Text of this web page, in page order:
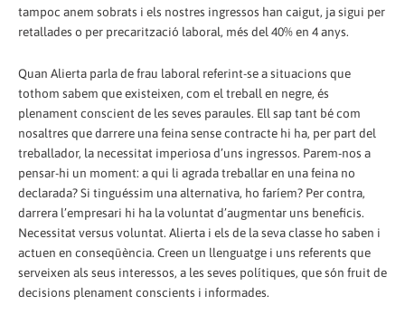
tampoc anem sobrats i els nostres ingressos han caigut, ja sigui per
retallades o per precarització laboral, més del 40% en 4 anys.
Quan Alierta parla de frau laboral referint-se a situacions que
tothom sabem que existeixen, com el treball en negre, és
plenament conscient de les seves paraules. Ell sap tant bé com
nosaltres que darrere una feina sense contracte hi ha, per part del
treballador, la necessitat imperiosa d’uns ingressos. Parem-nos a
pensar-hi un moment: a qui li agrada treballar en una feina no
declarada? Si tinguéssim una alternativa, ho faríem? Per contra,
darrera l’empresari hi ha la voluntat d’augmentar uns beneficis.
Necessitat versus voluntat. Alierta i els de la seva classe ho saben i
actuen en conseqüència. Creen un llenguatge i uns referents que
serveixen als seus interessos, a les seves polítiques, que són fruit de
decisions plenament conscients i informades.